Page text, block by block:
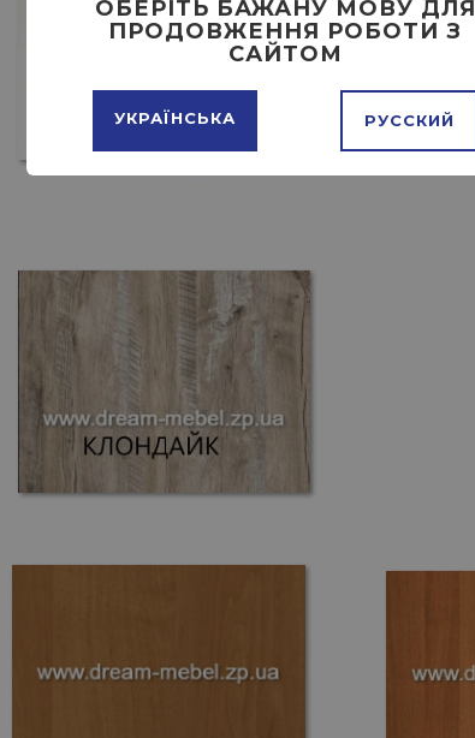
ОБЕРІТЬ БАЖАНУ МОВУ ДЛЯ
ПРОДОВЖЕННЯ РОБОТИ З
САЙТОМ
УКРАЇНСЬКА РУССКИЙ